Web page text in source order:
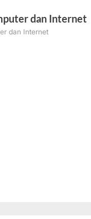
dan Internet
dan Internet